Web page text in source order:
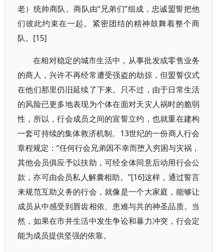
老）统帅商队。商队由“兄弟们”组成，忠诚盟誓把他
们彼此约束在一起。紧密团结的精神鼓舞着整个商
队。[15]
在相对稳定的城市生活中，从事批发或零售业务
的商人，兴许不再经常遭受强盗的劫掠，但盟誓仪式
在他们那里仍旧延续了下来。只不过，由于日常生活
的风险已更多地表现为个体在面对天灾人祸时的脆弱
性，所以，行会成员之间的宣誓立约，也就重在建构
一套可持续的集体救济机制。13世纪的一份商人行会
章程规定：“任何行会兄弟因不幸而堕入穷困与灾祸，
其他会员俱应予以扶助，可经全体同意后动用行会公
款，亦可由会员私人解囊相助。”[16]这样，通过誓言
来规范互助义务的行会，就像是一个大家庭，能够让
成员从中感受到唇齿相依、患难与共的神圣品质。当
然，如果在市井生活中发生争讼和暴力冲突，行会定
能为成员提供坚强的依靠。